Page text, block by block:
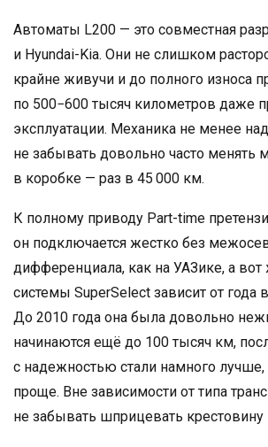
Автоматы L200 — это совместная
и Hyundai-Kia. Они не слишком
крайне живучи и до полного износа
по 500−600 тысяч километров даже
эксплуатации. Механика не менее
не забывать довольно часто менять
в коробке — раз в 45 000 км.
К полному приводу Part-time
он подключается жестко без
дифференциала, как на УАЗике, а вот
системы SuperSelect зависит от
До 2010 года она была довольно
начинаются ещё до 100 тысяч км,
с надежностью стали намного лучше,
проще. Вне зависимости от типа
не забывать шприцевать крестовину